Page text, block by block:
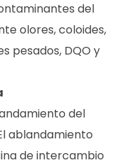
del
olores, coloides,
pesados, DQO y
del
ablandamiento
de intercambio